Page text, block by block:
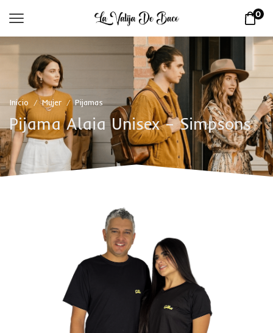
0
Inicio / Mujer / Pijamas
Pijama Alaia Unisex – Simpsons